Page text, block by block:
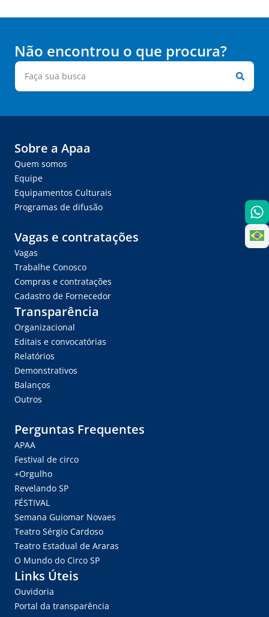
Não encontrou o que procura?
Sobre a Apaa
Quem somos
Equipe
Equipamentos Culturais
Programas de difusão
Vagas e contratações
Vagas
Trabalhe Conosco
Compras e contratações
Cadastro de Fornecedor
Transparência
Organizacional
Editais e convocatórias
Relatórios
Demonstrativos
Balanços
Outros
Perguntas Frequentes
APAA
Festival de circo
+Orgulho
Revelando SP
FÉSTIVAL
Semana Guiomar Novaes
Teatro Sérgio Cardoso
Teatro Estadual de Araras
O Mundo do Circo SP
Links Úteis
Ouvidoria
Portal da transparência